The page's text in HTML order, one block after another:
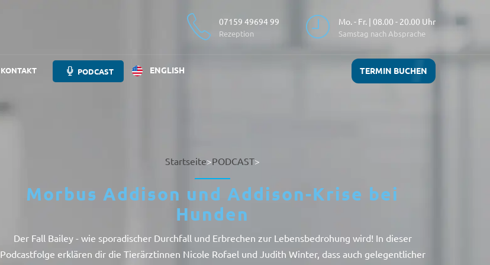
07159 49694 99
Rezeption
Mo. - Fr. | 08.00 - 20.00 Uhr
Samstag nach Absprache
KONTAKT PODCAST ENGLISH TERMIN BUCHEN
Startseite>PODCAST>
Morbus Addison und Addison-Krise bei
Hunden
Der Fall Bailey - wie sporadischer Durchfall und Erbrechen zur Lebensbedrohung wird! In dieser
Podcastfolge erklären dir die Tierärztinnen Nicole Rofael und Judith Winter, dass auch gelegentlicher